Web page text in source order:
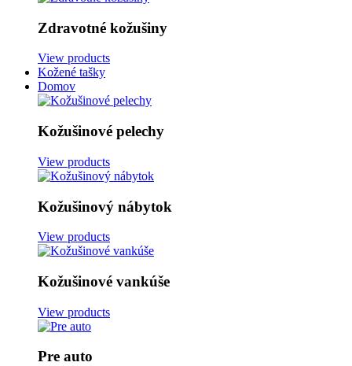
Zdravotné kožušiny
View products
Kožené tašky
Domov
Kožušinové pelechy
View products
Kožušinový nábytok
View products
Kožušinové vankúše
View products
Pre auto